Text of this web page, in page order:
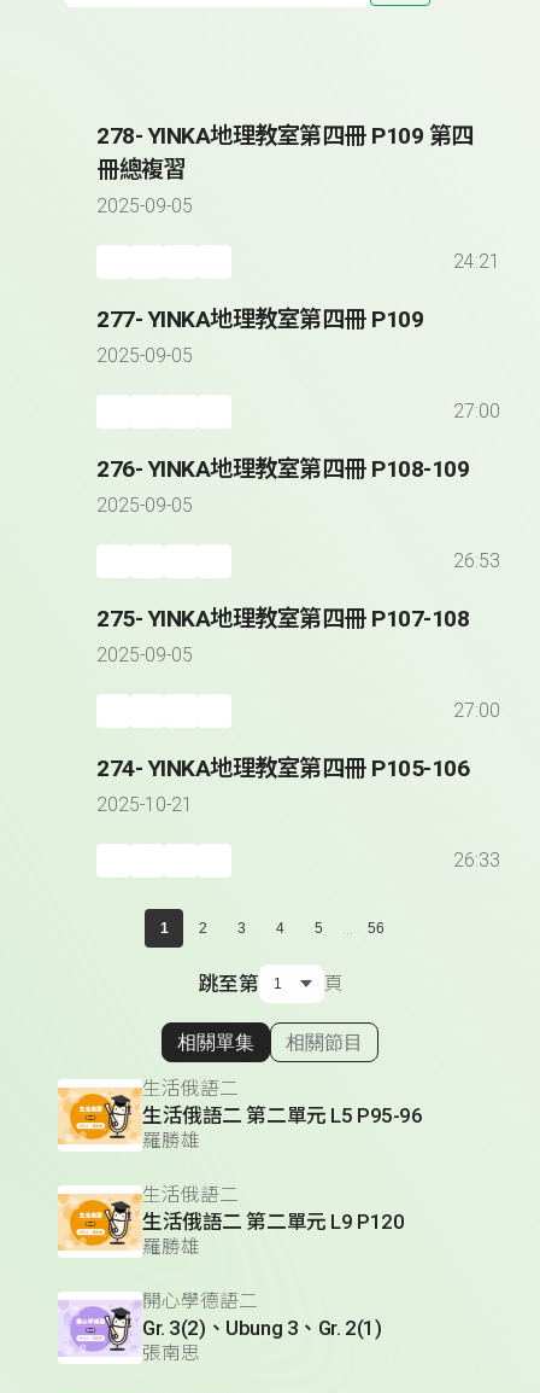
278- YINKA地理教室第四冊 P109 第四
冊總複習
2025-09-05
24:21
277- YINKA地理教室第四冊 P109
2025-09-05
27:00
276- YINKA地理教室第四冊 P108-109
2025-09-05
26:53
275- YINKA地理教室第四冊 P107-108
2025-09-05
27:00
274- YINKA地理教室第四冊 P105-106
2025-10-21
26:33
1 2 3 4 5 ... 56
跳至第 頁
顯示相關單集
相關單集 相關節目
生活俄語二
生活俄語二 第二單元 L5 P95-96
羅勝雄
生活俄語二
生活俄語二 第二單元 L9 P120
羅勝雄
開心學德語二
Gr. 3(2)、Ubung 3、Gr. 2(1)
張南思